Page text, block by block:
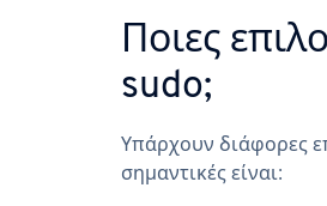
Ποιες
sudo;
Υπάρχουν διάφορες
σημαντικές είναι: